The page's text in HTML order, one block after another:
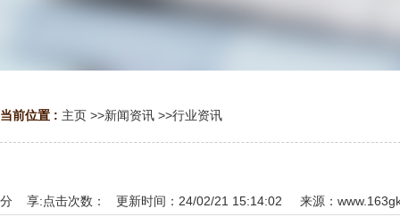
当前位置 : 主页 >>新闻资讯 >>行业资讯
点击次数： 更新时间：24/02/21 15:14:02 来源：
分 享: